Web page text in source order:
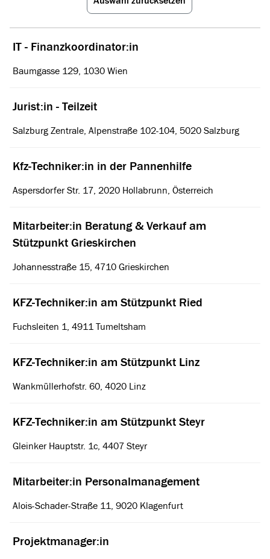
Stelle
Ort
IT - Finanzkoordinator:in
Baumgasse 129, 1030 Wien
Jurist:in - Teilzeit
Salzburg Zentrale, Alpenstraße 102-104, 5020 Salzburg
Kfz-Techniker:in in der Pannenhilfe
Aspersdorfer Str. 17, 2020 Hollabrunn, Österreich
Mitarbeiter:in Beratung & Verkauf am
Stützpunkt Grieskirchen
Johannesstraße 15, 4710 Grieskirchen
KFZ-Techniker:in am Stützpunkt Ried
Fuchsleiten 1, 4911 Tumeltsham
KFZ-Techniker:in am Stützpunkt Linz
Wankmüllerhofstr. 60, 4020 Linz
KFZ-Techniker:in am Stützpunkt Steyr
Gleinker Hauptstr. 1c, 4407 Steyr
Mitarbeiter:in Personalmanagement
Alois-Schader-Straße 11, 9020 Klagenfurt
Projektmanager:in